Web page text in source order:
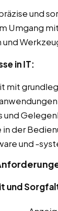
und
Umgang
und
in IT:
mit
und
in der
und -
und